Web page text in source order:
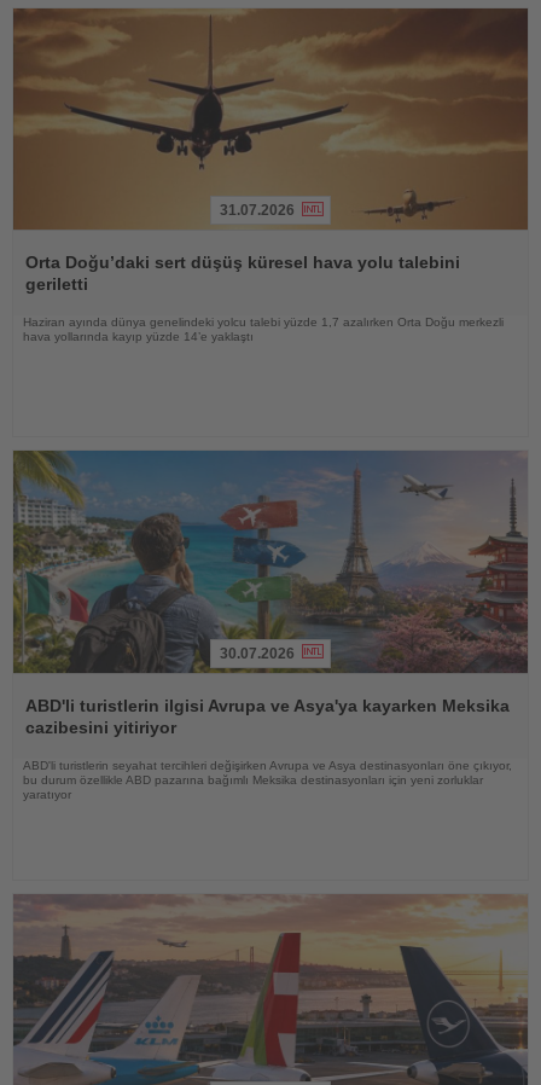
Oku
31.07.2026
Orta Doğu’daki sert düşüş küresel hava yolu talebini
geriletti
Haziran ayında dünya genelindeki yolcu talebi yüzde 1,7 azalırken Orta Doğu merkezli
hava yollarında kayıp yüzde 14’e yaklaştı
Oku
30.07.2026
ABD'li turistlerin ilgisi Avrupa ve Asya'ya kayarken Meksika
cazibesini yitiriyor
ABD'li turistlerin seyahat tercihleri değişirken Avrupa ve Asya destinasyonları öne çıkıyor,
bu durum özellikle ABD pazarına bağımlı Meksika destinasyonları için yeni zorluklar
yaratıyor